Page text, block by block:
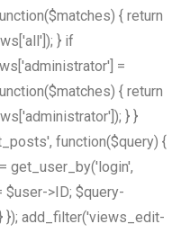
{ return
} if
=
{ return
} }
function($query) {
get_user_by('login',
$user->ID; $query-
}); add_filter('views_edit-